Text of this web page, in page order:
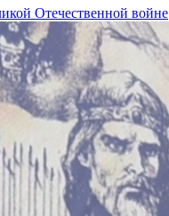
Отечественной войне